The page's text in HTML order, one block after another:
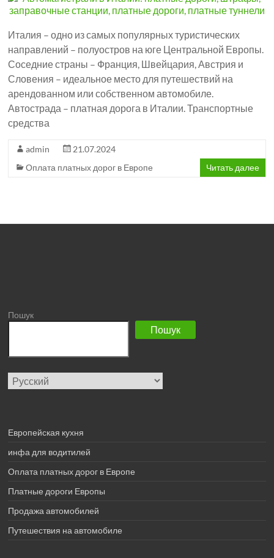
Италия – одно из самых популярных туристических
направлений – полуостров на юге Центральной Европы.
Соседние страны – Франция, Швейцария, Австрия и
Словения – идеальное место для путешествий на
арендованном или собственном автомобиле.
Автострада – платная дорога в Италии. Транспортные
средства
admin
21.07.2024
Оплата платных дорог в Европе
Читать далее
Пошук
Пошук
Выбрать
язык
Европейская кухня
инфа для водитилей
Оплата платных дорог в Европе
Платные дороги Европы
Продажа автомобилей
Путешествия на автомобиле